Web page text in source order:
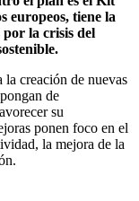
europeos, tiene la
la crisis del
la creación de nuevas
de
su
ponen foco en el
la mejora de la